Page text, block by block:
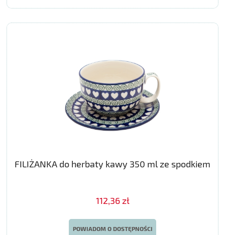
FILIŻANKA do herbaty kawy 350 ml ze spodkiem
112,36 zł
POWIADOM O DOSTĘPNOŚCI